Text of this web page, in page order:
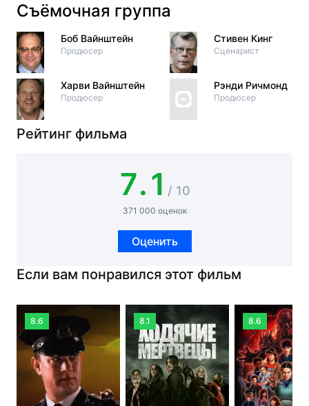
Съёмочная группа
Боб Вайнштейн
Продюсер
Харви Вайнштейн
Продюсер
Стивен Кинг
Сценарист
Рэнди Ричмонд
Продюсер
Рейтинг фильма
7.1 / 10
371 000 оценок
Оценить
Если вам понравился этот фильм
8.6 8.1 8.6